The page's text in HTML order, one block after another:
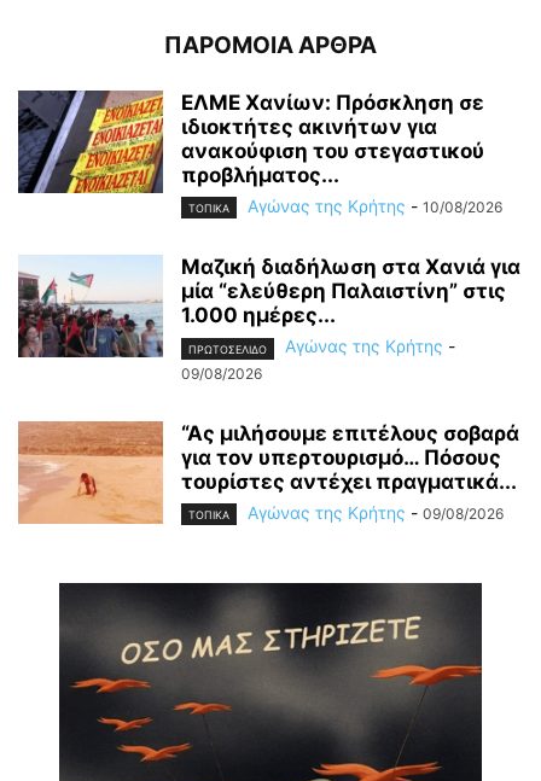
ΠΑΡΟΜΟΙΑ ΑΡΘΡΑ
ΕΛΜΕ Χανίων: Πρόσκληση σε
ιδιοκτήτες ακινήτων για
ανακούφιση του στεγαστικού
προβλήματος...
ΤΟΠΙΚΑ Αγώνας της Κρήτης - 10/08/2026
Μαζική διαδήλωση στα Χανιά για
μία “ελεύθερη Παλαιστίνη” στις
1.000 ημέρες...
ΠΡΩΤΟΣΕΛΙΔΟ Αγώνας της Κρήτης -
09/08/2026
“Ας μιλήσουμε επιτέλους σοβαρά
για τον υπερτουρισμό… Πόσους
τουρίστες αντέχει πραγματικά...
ΤΟΠΙΚΑ Αγώνας της Κρήτης - 09/08/2026